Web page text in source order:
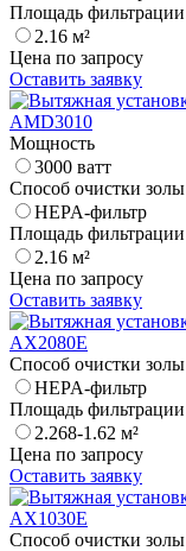
Площадь фильтрации
2.16 м²
Цена по запросу
Оставить заявку
AMD3010
Мощность
3000 ватт
Способ очистки золы
HEPA-фильтр
Площадь фильтрации
2.16 м²
Цена по запросу
Оставить заявку
AX2080E
Способ очистки золы
HEPA-фильтр
Площадь фильтрации
2.268-1.62 м²
Цена по запросу
Оставить заявку
AX1030E
Способ очистки золы